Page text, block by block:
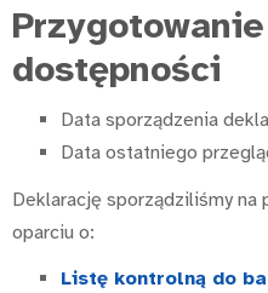
dostępności
Data sporządzenia
Data ostatniego
Deklarację sporządziliśmy na
oparciu o:
Listę kontrolną do